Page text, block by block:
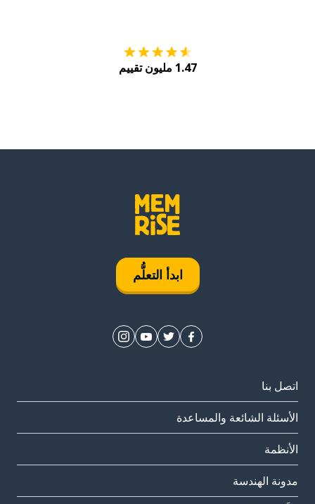
1.47 مليون تقييم
ابدأ التعلُّم
اتصل بنا
الأسئلة الشائعة والمساعدة
الأنظمة
مدونة الهندسة